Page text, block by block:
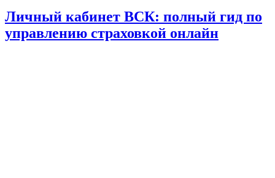
Личный кабинет ВСК: полный гид по
управлению страховкой онлайн